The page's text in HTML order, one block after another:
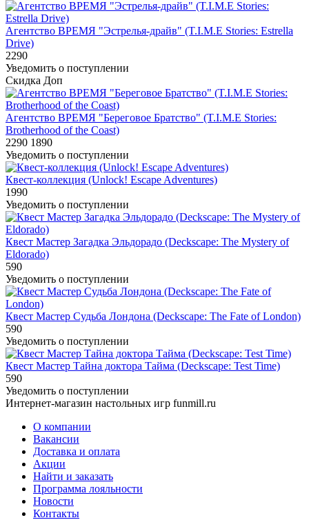
Агентство ВРЕМЯ "Эстрелья-драйв" (T.I.M.E Stories: Estrella
Drive)
2290
Уведомить о поступлении
Скидка Доп
Агентство ВРЕМЯ "Береговое Братство" (T.I.M.E Stories:
Brotherhood of the Coast)
2290 1890
Уведомить о поступлении
Квест-коллекция (Unlock! Escape Adventures)
1990
Уведомить о поступлении
Квест Мастер Загадка Эльдорадо (Deckscape: The Mystery of
Eldorado)
590
Уведомить о поступлении
Квест Мастер Судьба Лондона (Deckscape: The Fate of London)
590
Уведомить о поступлении
Квест Мастер Тайна доктора Тайма (Deckscape: Test Time)
590
Уведомить о поступлении
Интернет-магазин настольных игр funmill.ru
О компании
Вакансии
Доставка и оплата
Акции
Найти и заказать
Программа лояльности
Новости
Контакты